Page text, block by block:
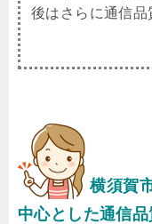
後はさらに通信品
横須賀
中心とした通信品